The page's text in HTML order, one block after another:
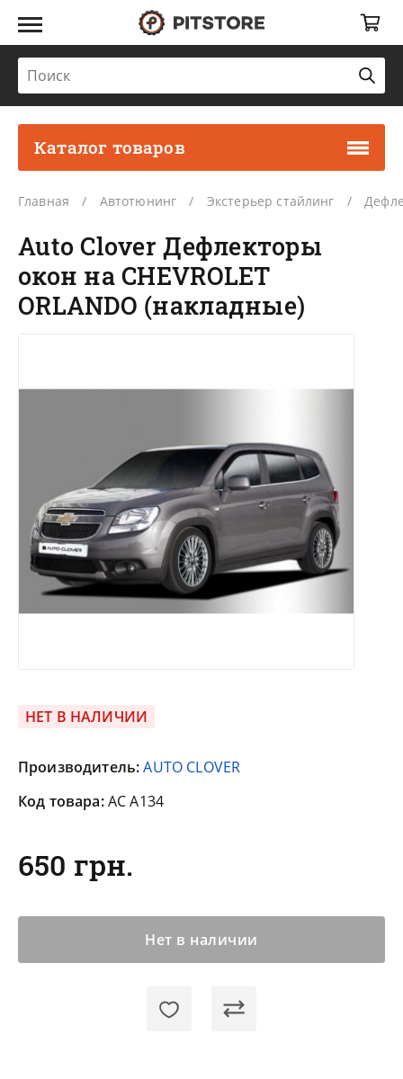
Каталог товаров
Главная Автотюнинг Экстерьер стайлинг
Auto Clover Дефлекторы
окон на CHEVROLET
ORLANDO (накладные)
НЕТ В НАЛИЧИИ
Производитель:AUTO CLOVER
Код товара:AC A134
650 грн.
Нет в наличии